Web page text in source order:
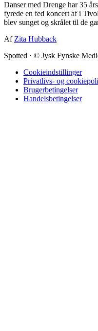
Danser med Drenge har 35
fyrede en fed koncert af i
blev sunget og skrålet til de
Af Zita Hubback
Spotted · © Jysk Fynske
Cookieindstillinger
Privatlivs- og
Brugerbetingelser
Handelsbetingelser